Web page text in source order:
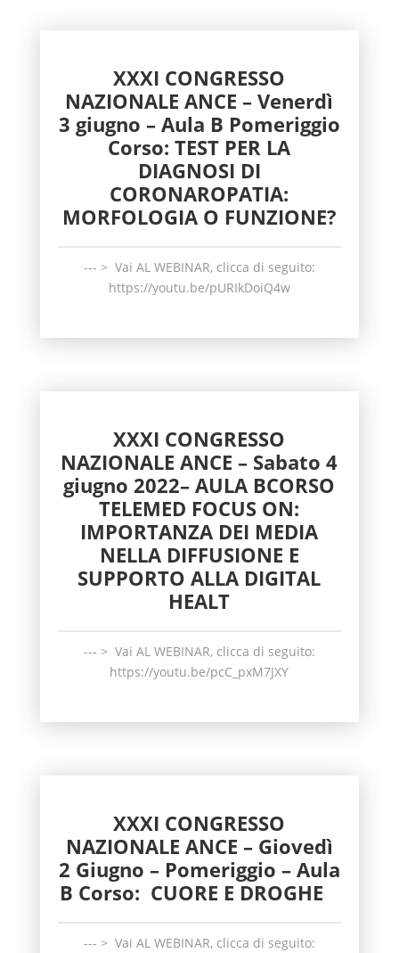
XXXI CONGRESSO
NAZIONALE ANCE – Venerdì
3 giugno – Aula B Pomeriggio
Corso: TEST PER LA
DIAGNOSI DI
CORONAROPATIA:
MORFOLOGIA O FUNZIONE?
--- > Vai AL WEBINAR, clicca di seguito:
https://youtu.be/pURIkDoiQ4w
XXXI CONGRESSO
NAZIONALE ANCE – Sabato 4
giugno 2022– AULA BCORSO
TELEMED FOCUS ON:
IMPORTANZA DEI MEDIA
NELLA DIFFUSIONE E
SUPPORTO ALLA DIGITAL
HEALT
--- > Vai AL WEBINAR, clicca di seguito:
https://youtu.be/pcC_pxM7JXY
XXXI CONGRESSO
NAZIONALE ANCE – Giovedì
2 Giugno – Pomeriggio – Aula
B Corso: CUORE E DROGHE
--- > Vai AL WEBINAR, clicca di seguito: